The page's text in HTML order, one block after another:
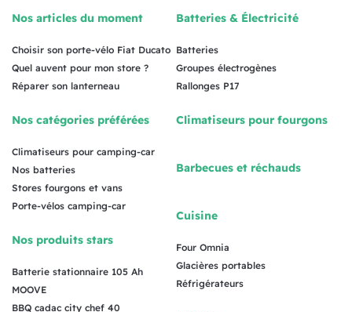
Nos articles du moment
Choisir son porte-vélo Fiat Ducato
Quel auvent pour mon store ?
Réparer son lanterneau
Nos catégories préférées
Climatiseurs pour camping-car
Nos batteries
Stores fourgons et vans
Porte-vélos camping-car
Nos produits stars
Batterie stationnaire 105 Ah
MOOVE
BBQ cadac city chef 40
Batteries & Électricité
Batteries
Groupes électrogènes
Rallonges P17
Climatiseurs pour fourgons
Barbecues et réchauds
Cuisine
Four Omnia
Glacières portables
Réfrigérateurs